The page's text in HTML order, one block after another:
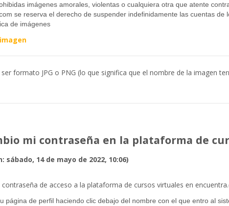
imágenes amorales, violentas o cualquiera otra que atente
se reserva el derecho de suspender indefinidamente las cuentas
de imágenes
formato JPG o PNG (lo que significa que el nombre de la imagen
mi contraseña en la plataforma de
sábado, 14 de mayo de 2022, 10:06)
contraseña de acceso a la plataforma de cursos virtuales en
página de perfil haciendo clic debajo del nombre con el que entro al